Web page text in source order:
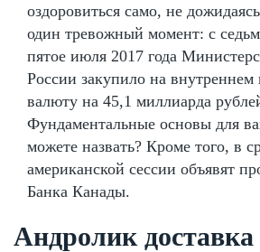
оздоровиться само, не
один тревожный момент: с
пятое июля 2017 года
России закупило на
валюту на 45,1 миллиарда
Фундаментальные основы для
можете назвать? Кроме того, в
американской сессии объявят
Банка Канады.
Андролик